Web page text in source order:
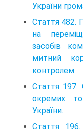
України
Стаття 482.
на
засобів
митний
контролем.
Стаття
окремих
України.
Стаття